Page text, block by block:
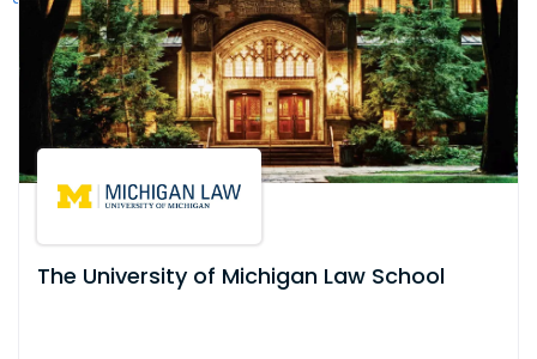
The University of Michigan Law School